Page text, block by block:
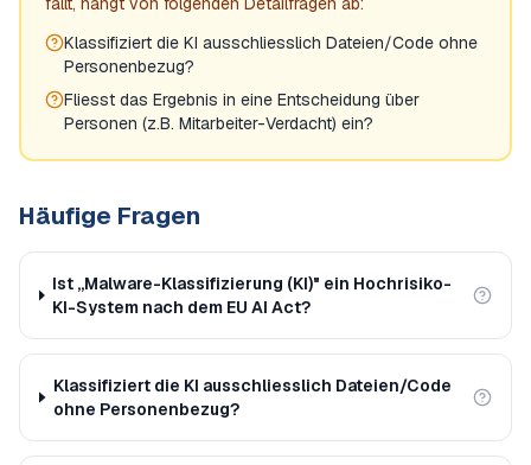
Klassifiziert die KI ausschliesslich Dateien/Code ohne
Personenbezug?
Fliesst das Ergebnis in eine Entscheidung über
Personen (z.B. Mitarbeiter-Verdacht) ein?
Häufige Fragen
Ist „Malware-Klassifizierung (KI)" ein Hochrisiko-
KI-System nach dem EU AI Act?
Klassifiziert die KI ausschliesslich Dateien/Code
ohne Personenbezug?